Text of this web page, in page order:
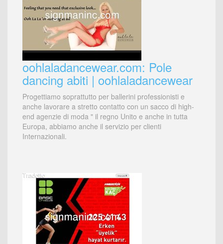
oohlaladancewear.com: Pole
dancing abiti | oohlaladancewear
Progettiamo soprattutto per ballerini professionisti e
anche lavorare a stretto contatto con un sacco di high-
end agenzie di moda " il regno Unito e anche in tutta
Europa, abbiamo anche il servizio per clienti
Internazionali.